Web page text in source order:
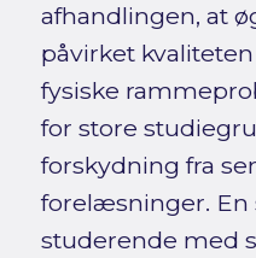
afhandlingen, at
påvirket
fysiske
for store
forskydning fra
forelæsninger. En
studerende med